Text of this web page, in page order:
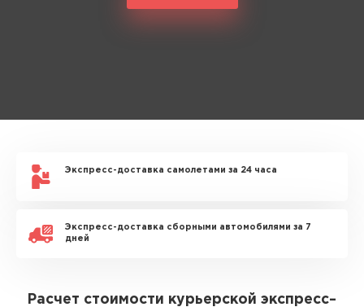
Экспресс-доставка самолетами за 24 часа
Экспресс-доставка сборными автомобилями за 7
дней
Расчет стоимости курьерской экспресс–